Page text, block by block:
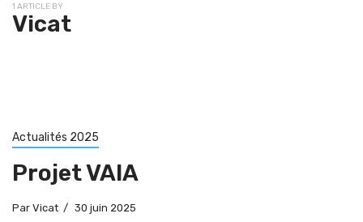
1 ARTICLE BY
Vicat
Actualités 2025
Projet VAIA
Par Vicat 30 juin 2025